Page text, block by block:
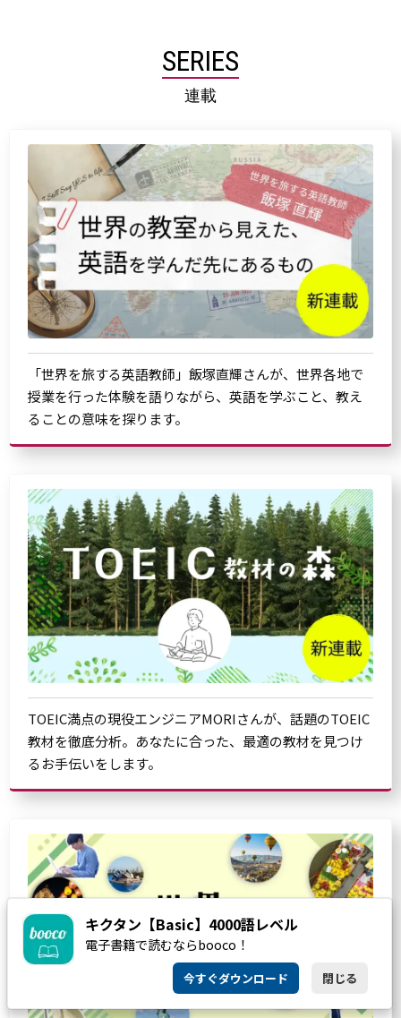
SERIES
連載
「世界を旅する英語教師」飯塚直輝さんが、世界各地で
授業を行った体験を語りながら、英語を学ぶこと、教え
ることの意味を探ります。
TOEIC満点の現役エンジニアMORIさんが、話題のTOEIC
教材を徹底分析。あなたに合った、最適の教材を見つけ
るお手伝いをします。
キクタン【Basic】4000語レベル
電子書籍で読むならbooco！
今すぐダウンロード 閉じる